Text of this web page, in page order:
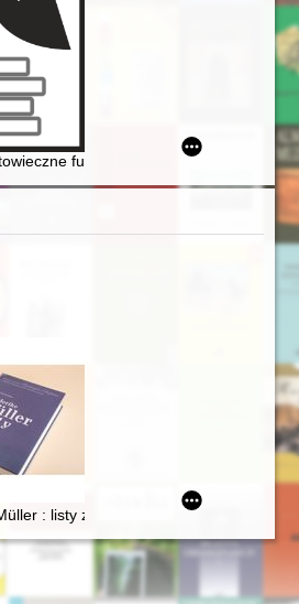
Panorama of the uprising : the never-
z Salaminy
fundacje stypendialne
: listy z Paryża 1839-1845 :